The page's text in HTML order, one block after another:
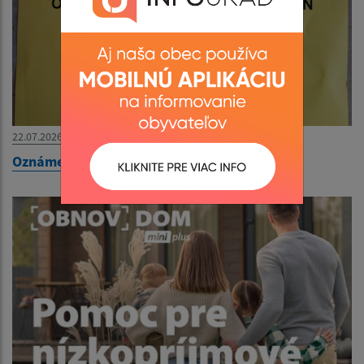
22.07.2026
Oznámenie o obmedzení hodín pre verejnosť